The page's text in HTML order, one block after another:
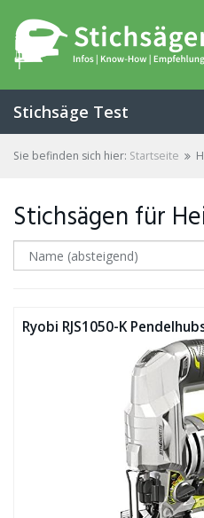
main
content
Stichsäge Test
Sie befinden sich hier: Startseite
Stichsägen für
Ryobi RJS1050-K